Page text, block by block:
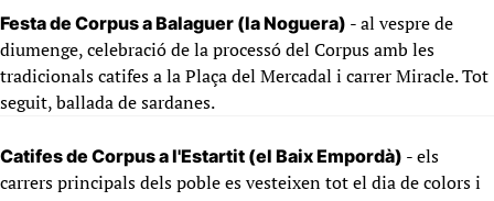
Festa de Corpus a Balaguer (la Noguera) - al vespre de
diumenge, celebració de la processó del Corpus amb les
tradicionals catifes a la Plaça del Mercadal i carrer Miracle. Tot
seguit, ballada de sardanes.
Catifes de Corpus a l'Estartit (el Baix Empordà) - els
carrers principals dels poble es vesteixen tot el dia de colors i